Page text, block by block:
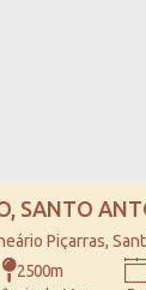
SANTO
Piçarras,
2500m